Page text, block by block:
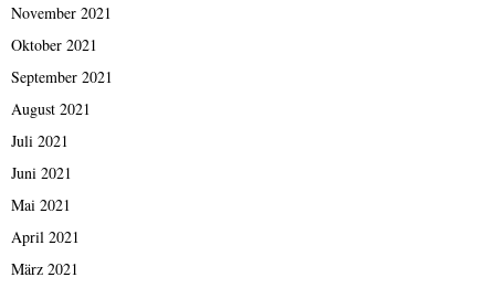
November 2021
Oktober 2021
September 2021
August 2021
Juli 2021
Juni 2021
Mai 2021
April 2021
März 2021